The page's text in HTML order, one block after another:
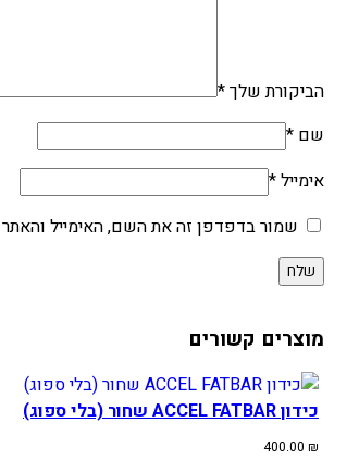
הביקורת שלך*
שם *
אימייל*
שמור בדפדפן זה את השם, האימייל
מוצרים קשורים
כידון ACCEL FATBAR שחור (בלי ספוג)
400.00 ₪